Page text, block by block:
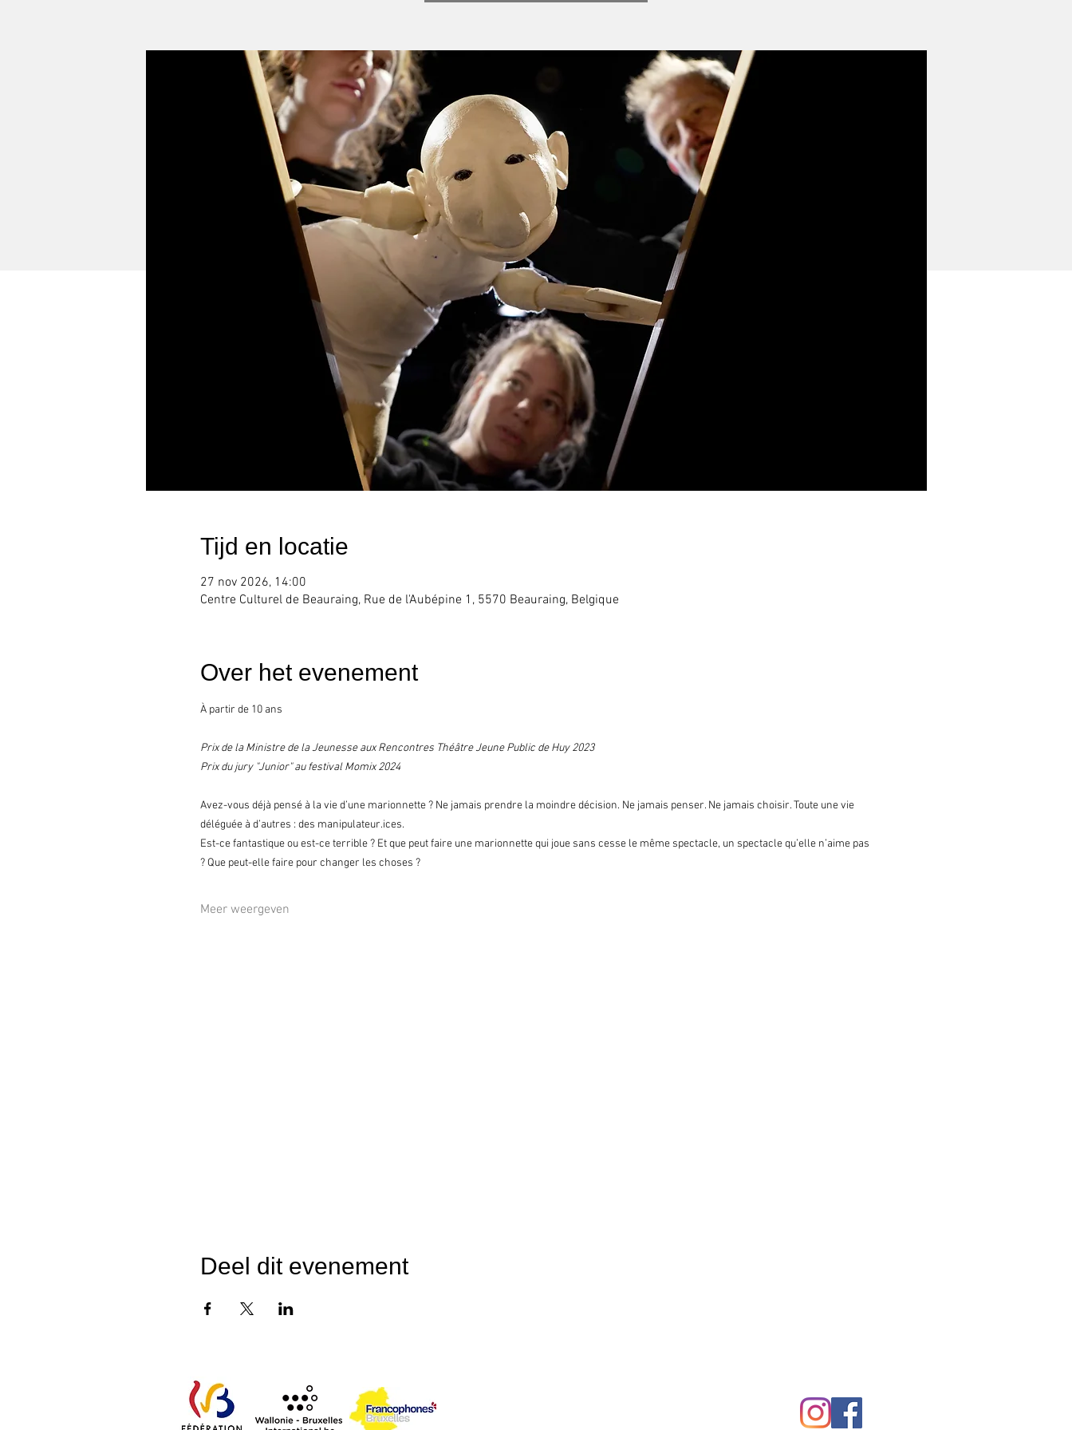
Tijd en locatie
27 nov 2026, 14:00
Centre Culturel de Beauraing, Rue de l'Aubépine 1, 5570 Beauraing, Belgique
Over het evenement
À partir de 10 ans
Prix de la Ministre de la Jeunesse aux Rencontres Théâtre Jeune Public de Huy 2023
Prix du jury "Junior" au festival Momix 2024
Avez-vous déjà pensé à la vie d’une marionnette ? Ne jamais prendre la moindre décision. Ne jamais penser. Ne jamais choisir. Toute une vie
déléguée à d’autres : des manipulateur.ices.
Est-ce fantastique ou est-ce terrible ? Et que peut faire une marionnette qui joue sans cesse le même spectacle, un spectacle qu’elle n’aime pas
? Que peut-elle faire pour changer les choses ?
Meer weergeven
Deel dit evenement